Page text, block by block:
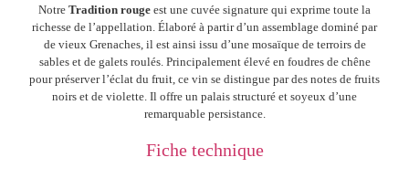
Notre Tradition rouge est une cuvée signature qui exprime toute la
richesse de l’appellation. Élaboré à partir d’un assemblage dominé par
de vieux Grenaches, il est ainsi issu d’une mosaïque de terroirs de
sables et de galets roulés. Principalement élevé en foudres de chêne
pour préserver l’éclat du fruit, ce vin se distingue par des notes de fruits
noirs et de violette. Il offre un palais structuré et soyeux d’une
remarquable persistance.
Fiche technique